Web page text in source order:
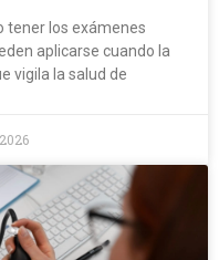
tener los exámenes
aplicarse cuando la
vigila la salud de